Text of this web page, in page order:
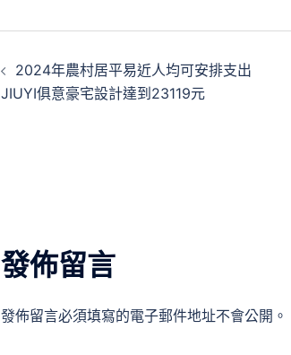
2024年農村居平易近人均可安排支出
JIUYI俱意豪宅設計達到23119元
發佈留言
發佈留言必須填寫的電子郵件地址不會公開。